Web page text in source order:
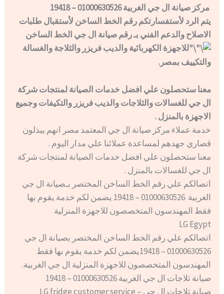
مركز صيانة ال جي الغربية 01000630526 – 19418
يتم الرد لأستفسارتكم رقم الخط الساخن لأستقبال طلبات
الاصلاح والدعم الفني بـ رقم صيانة ال جي الخط الساخن
للاجهزة الكهربائية والديب فريزر والثلاجة والغسالة
والتكييف بمصر.
معنا ستحصلون علي افضل خدمات الصيانة لمنتجات شركة
ال جي للغسالات والثلاجات والديب فريزر والتكيفات وجميع
الاجهزة بالمنزل .
خدمة عملاء مركز صيانة ال جي المعتمد مصر انهم يبذلون
قصاري جهدهم لمساعدة عملائنا علي مدار اليوم .
معنا ستحصلون علي افضل خدمات الصيانة لمنتجات شركة
ال جي للغسالات بالمنزل .
اتصالكم علي رقم الخط الساخن المختصر بـصيانة ال جي
الغربية 01000630526 – 19418 يضمن لكم خدمة يقوم بها
فقط المهندسون المتخصصون للاجهزة المنزلية
LG Egypt
اتصالكم علي رقم الخط الساخن المختصر بصيانة ال جي
01000630526 – 19418يضمن لكم خدمة يقوم بها فقط
المهندسون المتخصصون للاجهزة المنزلية ال جي الغربية.
صيانة ثلاجات ال جي الغربية 01000630526 – 19418
صيانة ثلاجات ال جي – LG fridge customer service